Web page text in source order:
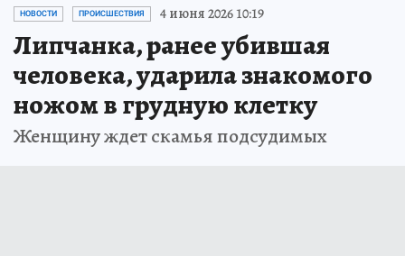
НОВОСТИ ПРОИСШЕСТВИЯ 4 июня 2026 10:19
Липчанка, ранее убившая
человека, ударила знакомого
ножом в грудную клетку
Женщину ждет скамья подсудимых